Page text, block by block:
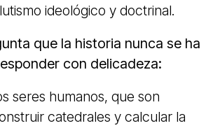
ideológico y doctrinal.
que la historia nunca se ha
con delicadeza:
seres humanos, que son
catedrales y calcular la